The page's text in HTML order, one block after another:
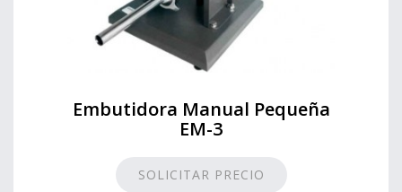
Embutidora Manual Pequeña
EM-3
SOLICITAR PRECIO